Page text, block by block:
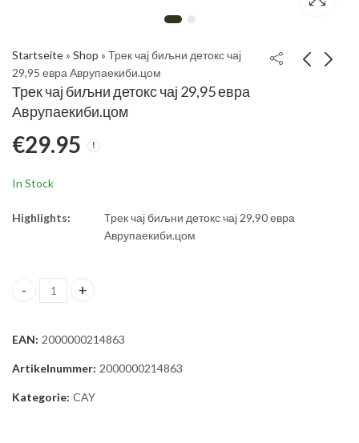
Startseite» Shop » Трек чај биљни детокс чај ​​
29,95 евра Аврупаекиби.цом
Трек чај биљни детокс чај ​​29,95 евра
Аврупаекиби.цом
€29.95
In Stock
Highlights:
Трек чај биљни детокс чај ​​29,90 евра
Аврупаекиби.цом
Трек чај биљни детокс чај ​​29,95 евра Аврупаекиби.цом
EAN: 2000000214863
Artikelnummer: 2000000214863
Kategorie: CAY